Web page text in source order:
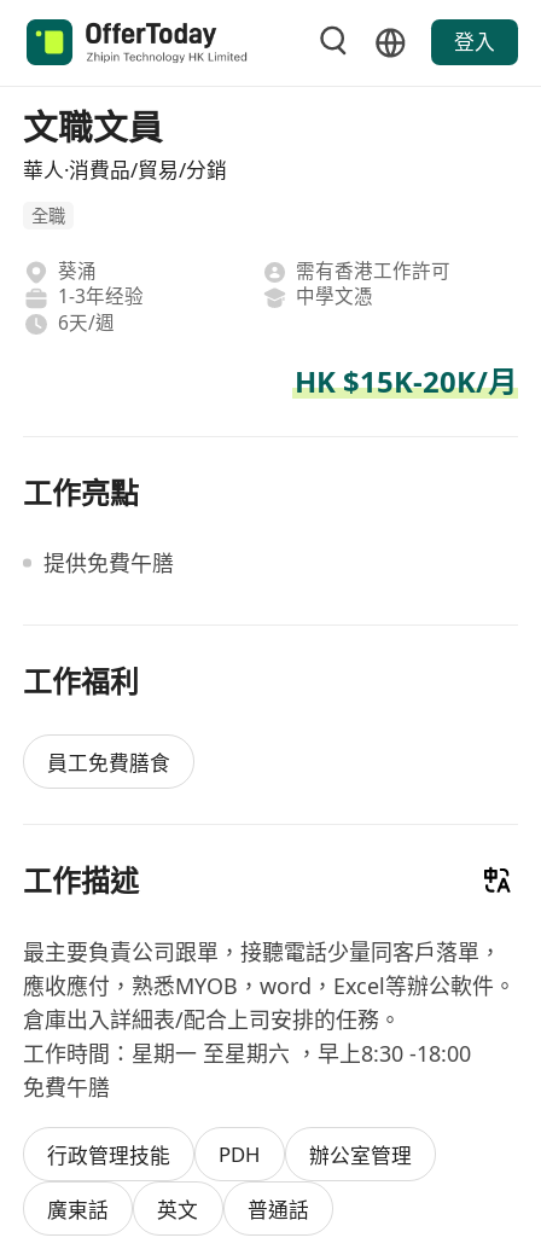
登入
文職文員
華人·消費品/貿易/分銷
全職
葵涌
需有香港工作許可
1-3年经验
中學文憑
6天/週
HK $15K-20K/月
工作亮點
提供免費午膳
工作福利
員工免費膳食
工作描述
最主要負責公司跟單，接聽電話少量同客戶落單，
應收應付，熟悉MYOB，word，Excel等辦公軟件。
倉庫出入詳細表/配合上司安排的任務。
工作時間：星期一 至星期六 ，早上8:30 -18:00
免費午膳
行政管理技能 PDH
辦公室管理
廣東話
英文 普通話